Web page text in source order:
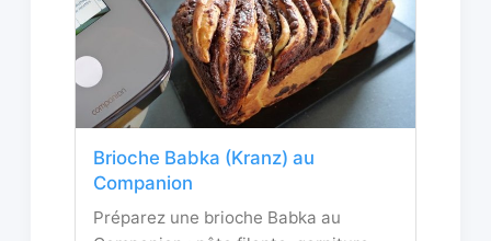
Brioche Babka (Kranz) au
Companion
Préparez une brioche Babka au